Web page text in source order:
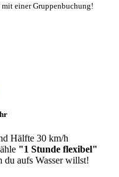
einer Gruppenbuchung!
Hälfte 30 km/h
"1 Stunde flexibel"
du aufs Wasser willst!